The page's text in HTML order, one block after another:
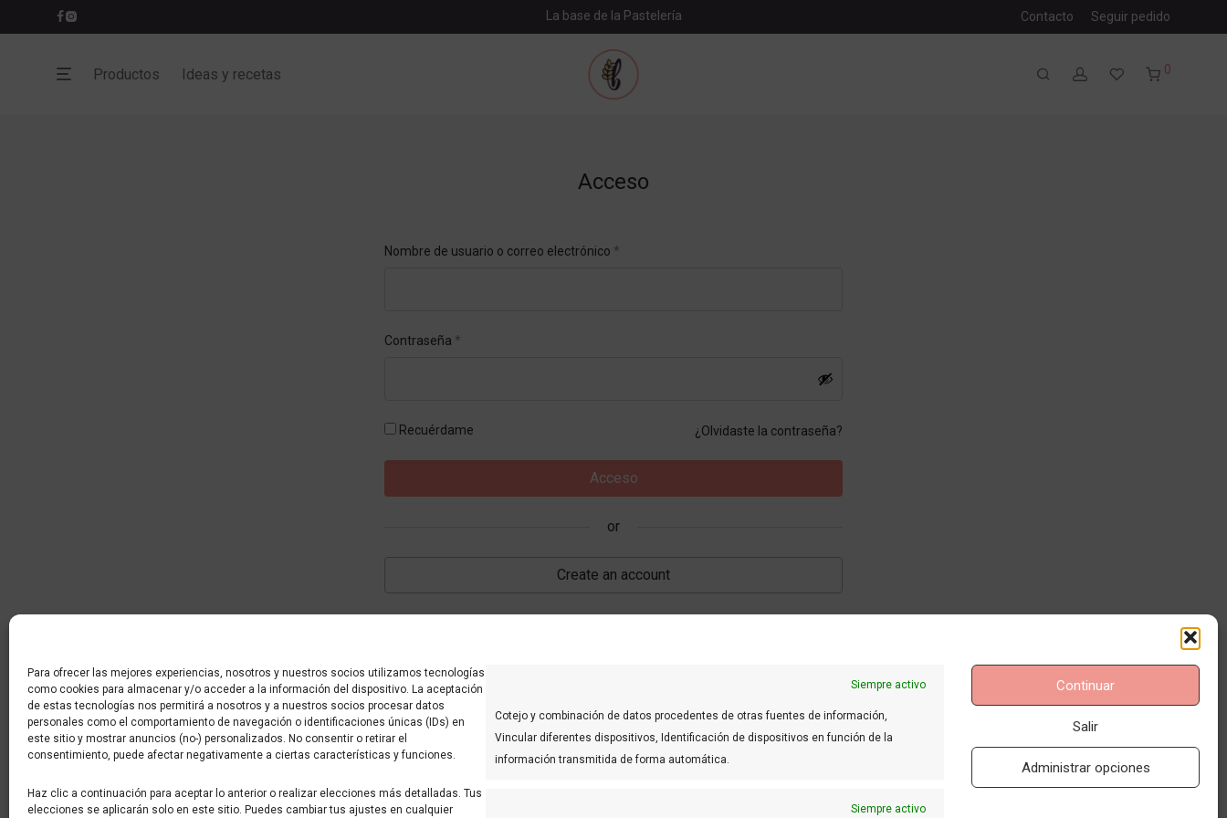
Para ofrecer las mejores experiencias, nosotros y nuestros socios utilizamos tecnologías
como cookies para almacenar y/o acceder a la información del dispositivo. La aceptación
de estas tecnologías nos permitirá a nosotros y a nuestros socios procesar datos
personales como el comportamiento de navegación o identificaciones únicas (IDs) en
este sitio y mostrar anuncios (no-) personalizados. No consentir o retirar el
consentimiento, puede afectar negativamente a ciertas características y funciones.
Haz clic a continuación para aceptar lo anterior o realizar elecciones más detalladas. Tus
elecciones se aplicarán solo en este sitio. Puedes cambiar tus ajustes en cualquier
Siempre activo
Cotejo y combinación de datos procedentes de otras fuentes de información,
Vincular diferentes dispositivos, Identificación de dispositivos en función de la
información transmitida de forma automática.
Siempre activo
Continuar
Salir
Administrar opciones
La base de la Pastelería Contacto Seguir pedido
Productos Ideas y recetas 0
Acceso
Nombre de usuario o correo electrónico *
Contraseña *
Recuérdame ¿Olvidaste la contraseña?
Acceso
or
Create an account
Nombre de usuario *
Dirección de correo electrónico
Contraseña*
De conformidad con el RGPD y la LOPDGDD,
Registrarse